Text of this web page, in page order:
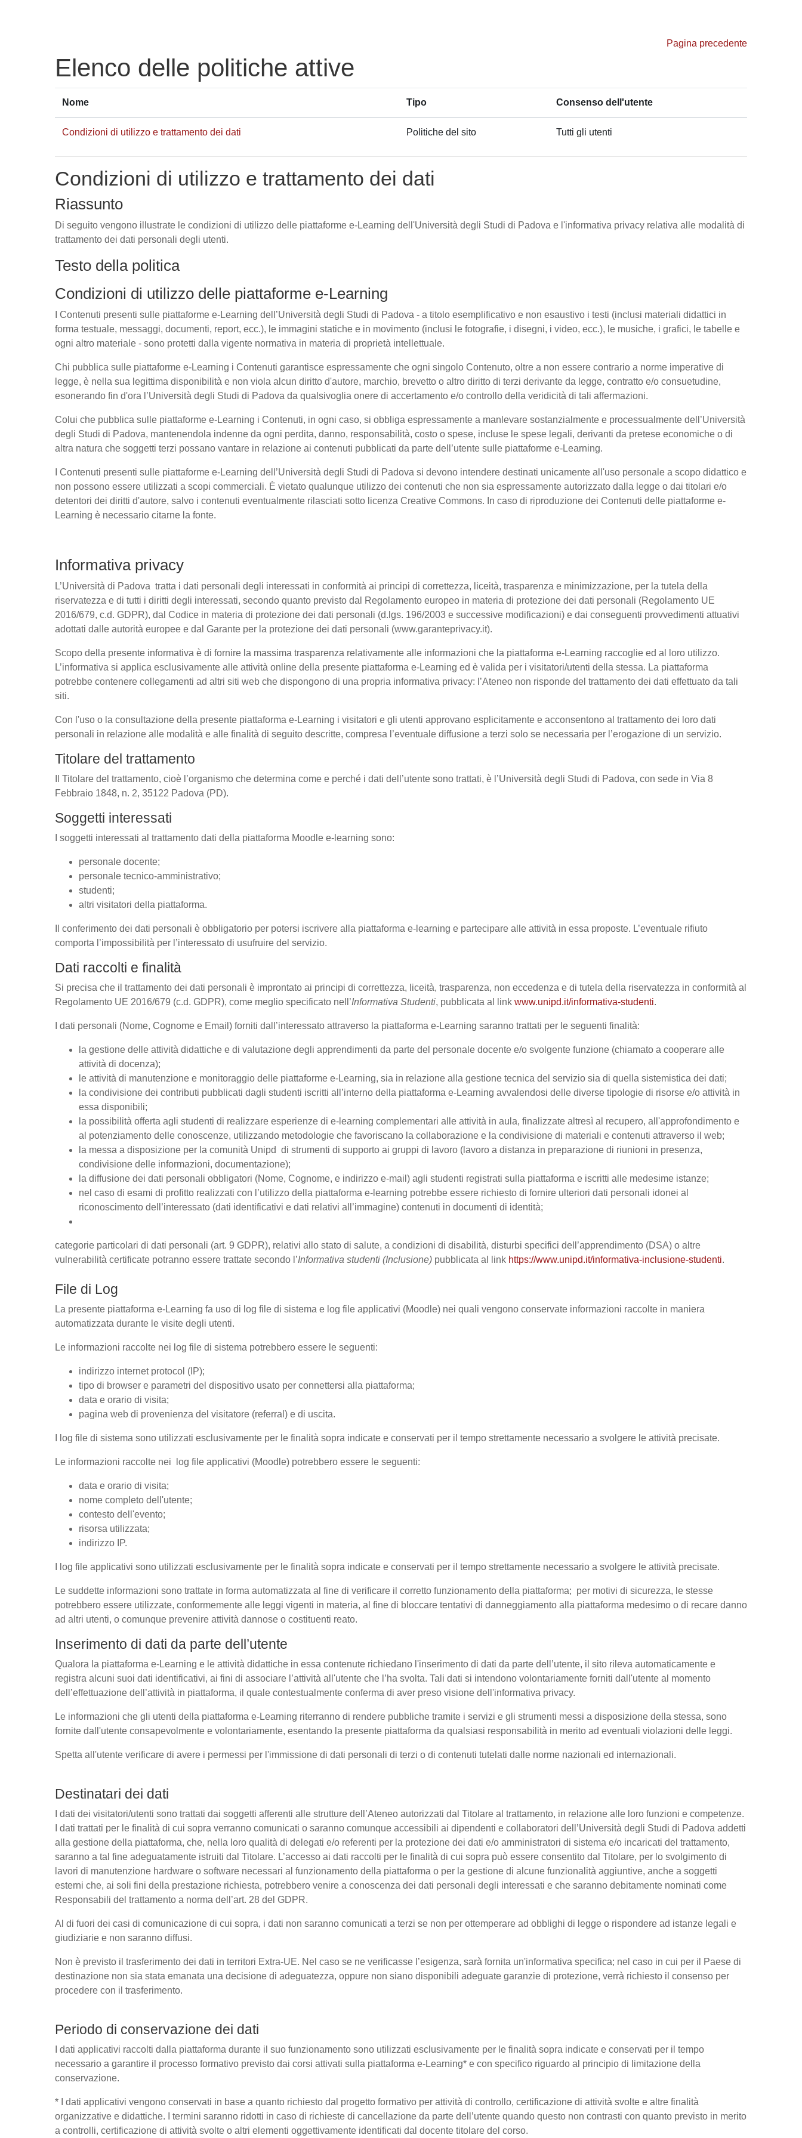
Pagina precedente
Elenco delle politiche attive
Nome Tipo Consenso dell'utente
Condizioni di utilizzo e trattamento dei dati Politiche del sito Tutti gli utenti
Condizioni di utilizzo e trattamento dei dati
Riassunto
Di seguito vengono illustrate le condizioni di utilizzo delle piattaforme e-Learning dell'Università degli Studi di Padova e l'informativa privacy relativa alle modalità di
trattamento dei dati personali degli utenti.
Testo della politica
Condizioni di utilizzo delle piattaforme e-Learning
I Contenuti presenti sulle piattaforme e-Learning dell’Università degli Studi di Padova - a titolo esemplificativo e non esaustivo i testi (inclusi materiali didattici in
forma testuale, messaggi, documenti, report, ecc.), le immagini statiche e in movimento (inclusi le fotografie, i disegni, i video, ecc.), le musiche, i grafici, le tabelle e
ogni altro materiale - sono protetti dalla vigente normativa in materia di proprietà intellettuale.
Chi pubblica sulle piattaforme e-Learning i Contenuti garantisce espressamente che ogni singolo Contenuto, oltre a non essere contrario a norme imperative di
legge, è nella sua legittima disponibilità e non viola alcun diritto d'autore, marchio, brevetto o altro diritto di terzi derivante da legge, contratto e/o consuetudine,
esonerando fin d'ora l’Università degli Studi di Padova da qualsivoglia onere di accertamento e/o controllo della veridicità di tali affermazioni.
Colui che pubblica sulle piattaforme e-Learning i Contenuti, in ogni caso, si obbliga espressamente a manlevare sostanzialmente e processualmente dell’Università
degli Studi di Padova, mantenendola indenne da ogni perdita, danno, responsabilità, costo o spese, incluse le spese legali, derivanti da pretese economiche o di
altra natura che soggetti terzi possano vantare in relazione ai contenuti pubblicati da parte dell’utente sulle piattaforme e-Learning.
I Contenuti presenti sulle piattaforme e-Learning dell’Università degli Studi di Padova si devono intendere destinati unicamente all'uso personale a scopo didattico e
non possono essere utilizzati a scopi commerciali. È vietato qualunque utilizzo dei contenuti che non sia espressamente autorizzato dalla legge o dai titolari e/o
detentori dei diritti d'autore, salvo i contenuti eventualmente rilasciati sotto licenza Creative Commons. In caso di riproduzione dei Contenuti delle piattaforme e-
Learning è necessario citarne la fonte.
Informativa privacy
L’Università di Padova tratta i dati personali degli interessati in conformità ai principi di correttezza, liceità, trasparenza e minimizzazione, per la tutela della
riservatezza e di tutti i diritti degli interessati, secondo quanto previsto dal Regolamento europeo in materia di protezione dei dati personali (Regolamento UE
2016/679, c.d. GDPR), dal Codice in materia di protezione dei dati personali (d.lgs. 196/2003 e successive modificazioni) e dai conseguenti provvedimenti attuativi
adottati dalle autorità europee e dal Garante per la protezione dei dati personali (www.garanteprivacy.it).
Scopo della presente informativa è di fornire la massima trasparenza relativamente alle informazioni che la piattaforma e-Learning raccoglie ed al loro utilizzo.
L’informativa si applica esclusivamente alle attività online della presente piattaforma e-Learning ed è valida per i visitatori/utenti della stessa. La piattaforma
potrebbe contenere collegamenti ad altri siti web che dispongono di una propria informativa privacy: l’Ateneo non risponde del trattamento dei dati effettuato da tali
siti.
Con l'uso o la consultazione della presente piattaforma e-Learning i visitatori e gli utenti approvano esplicitamente e acconsentono al trattamento dei loro dati
personali in relazione alle modalità e alle finalità di seguito descritte, compresa l’eventuale diffusione a terzi solo se necessaria per l’erogazione di un servizio.
Titolare del trattamento
Il Titolare del trattamento, cioè l’organismo che determina come e perché i dati dell’utente sono trattati, è l’Università degli Studi di Padova, con sede in Via 8
Febbraio 1848, n. 2, 35122 Padova (PD).
Soggetti interessati
I soggetti interessati al trattamento dati della piattaforma Moodle e-learning sono:
personale docente;
personale tecnico-amministrativo;
studenti;
altri visitatori della piattaforma.
Il conferimento dei dati personali è obbligatorio per potersi iscrivere alla piattaforma e-learning e partecipare alle attività in essa proposte. L’eventuale rifiuto
comporta l’impossibilità per l’interessato di usufruire del servizio.
Dati raccolti e finalità
Si precisa che il trattamento dei dati personali è improntato ai principi di correttezza, liceità, trasparenza, non eccedenza e di tutela della riservatezza in conformità al
Regolamento UE 2016/679 (c.d. GDPR), come meglio specificato nell’Informativa Studenti, pubblicata al link www.unipd.it/informativa-studenti.
I dati personali (Nome, Cognome e Email) forniti dall’interessato attraverso la piattaforma e-Learning saranno trattati per le seguenti finalità:
la gestione delle attività didattiche e di valutazione degli apprendimenti da parte del personale docente e/o svolgente funzione (chiamato a cooperare alle
attività di docenza);
le attività di manutenzione e monitoraggio delle piattaforme e-Learning, sia in relazione alla gestione tecnica del servizio sia di quella sistemistica dei dati;
la condivisione dei contributi pubblicati dagli studenti iscritti all’interno della piattaforma e-Learning avvalendosi delle diverse tipologie di risorse e/o attività in
essa disponibili;
la possibilità offerta agli studenti di realizzare esperienze di e-learning complementari alle attività in aula, finalizzate altresì al recupero, all'approfondimento e
al potenziamento delle conoscenze, utilizzando metodologie che favoriscano la collaborazione e la condivisione di materiali e contenuti attraverso il web;
la messa a disposizione per la comunità Unipd di strumenti di supporto ai gruppi di lavoro (lavoro a distanza in preparazione di riunioni in presenza,
condivisione delle informazioni, documentazione);
la diffusione dei dati personali obbligatori (Nome, Cognome, e indirizzo e-mail) agli studenti registrati sulla piattaforma e iscritti alle medesime istanze;
nel caso di esami di profitto realizzati con l’utilizzo della piattaforma e-learning potrebbe essere richiesto di fornire ulteriori dati personali idonei al
riconoscimento dell’interessato (dati identificativi e dati relativi all’immagine) contenuti in documenti di identità;
categorie particolari di dati personali (art. 9 GDPR), relativi allo stato di salute, a condizioni di disabilità, disturbi specifici dell’apprendimento (DSA) o altre
vulnerabilità certificate potranno essere trattate secondo l’Informativa studenti (Inclusione) pubblicata al link https://www.unipd.it/informativa-inclusione-studenti.
File di Log
La presente piattaforma e-Learning fa uso di log file di sistema e log file applicativi (Moodle) nei quali vengono conservate informazioni raccolte in maniera
automatizzata durante le visite degli utenti.
Le informazioni raccolte nei log file di sistema potrebbero essere le seguenti:
indirizzo internet protocol (IP);
tipo di browser e parametri del dispositivo usato per connettersi alla piattaforma;
data e orario di visita;
pagina web di provenienza del visitatore (referral) e di uscita.
I log file di sistema sono utilizzati esclusivamente per le finalità sopra indicate e conservati per il tempo strettamente necessario a svolgere le attività precisate.
Le informazioni raccolte nei log file applicativi (Moodle) potrebbero essere le seguenti:
data e orario di visita;
nome completo dell'utente;
contesto dell'evento;
risorsa utilizzata;
indirizzo IP.
I log file applicativi sono utilizzati esclusivamente per le finalità sopra indicate e conservati per il tempo strettamente necessario a svolgere le attività precisate.
Le suddette informazioni sono trattate in forma automatizzata al fine di verificare il corretto funzionamento della piattaforma; per motivi di sicurezza, le stesse
potrebbero essere utilizzate, conformemente alle leggi vigenti in materia, al fine di bloccare tentativi di danneggiamento alla piattaforma medesimo o di recare danno
ad altri utenti, o comunque prevenire attività dannose o costituenti reato.
Inserimento di dati da parte dell’utente
Qualora la piattaforma e-Learning e le attività didattiche in essa contenute richiedano l'inserimento di dati da parte dell’utente, il sito rileva automaticamente e
registra alcuni suoi dati identificativi, ai fini di associare l’attività all'utente che l’ha svolta. Tali dati si intendono volontariamente forniti dall'utente al momento
dell’effettuazione dell’attività in piattaforma, il quale contestualmente conferma di aver preso visione dell'informativa privacy.
Le informazioni che gli utenti della piattaforma e-Learning riterranno di rendere pubbliche tramite i servizi e gli strumenti messi a disposizione della stessa, sono
fornite dall'utente consapevolmente e volontariamente, esentando la presente piattaforma da qualsiasi responsabilità in merito ad eventuali violazioni delle leggi.
Spetta all'utente verificare di avere i permessi per l'immissione di dati personali di terzi o di contenuti tutelati dalle norme nazionali ed internazionali.
Destinatari dei dati
I dati dei visitatori/utenti sono trattati dai soggetti afferenti alle strutture dell’Ateneo autorizzati dal Titolare al trattamento, in relazione alle loro funzioni e competenze.
I dati trattati per le finalità di cui sopra verranno comunicati o saranno comunque accessibili ai dipendenti e collaboratori dell’Università degli Studi di Padova addetti
alla gestione della piattaforma, che, nella loro qualità di delegati e/o referenti per la protezione dei dati e/o amministratori di sistema e/o incaricati del trattamento,
saranno a tal fine adeguatamente istruiti dal Titolare. L’accesso ai dati raccolti per le finalità di cui sopra può essere consentito dal Titolare, per lo svolgimento di
lavori di manutenzione hardware o software necessari al funzionamento della piattaforma o per la gestione di alcune funzionalità aggiuntive, anche a soggetti
esterni che, ai soli fini della prestazione richiesta, potrebbero venire a conoscenza dei dati personali degli interessati e che saranno debitamente nominati come
Responsabili del trattamento a norma dell’art. 28 del GDPR.
Al di fuori dei casi di comunicazione di cui sopra, i dati non saranno comunicati a terzi se non per ottemperare ad obblighi di legge o rispondere ad istanze legali e
giudiziarie e non saranno diffusi.
Non è previsto il trasferimento dei dati in territori Extra-UE. Nel caso se ne verificasse l’esigenza, sarà fornita un'informativa specifica; nel caso in cui per il Paese di
destinazione non sia stata emanata una decisione di adeguatezza, oppure non siano disponibili adeguate garanzie di protezione, verrà richiesto il consenso per
procedere con il trasferimento.
Periodo di conservazione dei dati
I dati applicativi raccolti dalla piattaforma durante il suo funzionamento sono utilizzati esclusivamente per le finalità sopra indicate e conservati per il tempo
necessario a garantire il processo formativo previsto dai corsi attivati sulla piattaforma e-Learning* e con specifico riguardo al principio di limitazione della
conservazione.
* I dati applicativi vengono conservati in base a quanto richiesto dal progetto formativo per attività di controllo, certificazione di attività svolte e altre finalità
organizzative e didattiche. I termini saranno ridotti in caso di richieste di cancellazione da parte dell’utente quando questo non contrasti con quanto previsto in merito
a controlli, certificazione di attività svolte o altri elementi oggettivamente identificati dal docente titolare del corso.